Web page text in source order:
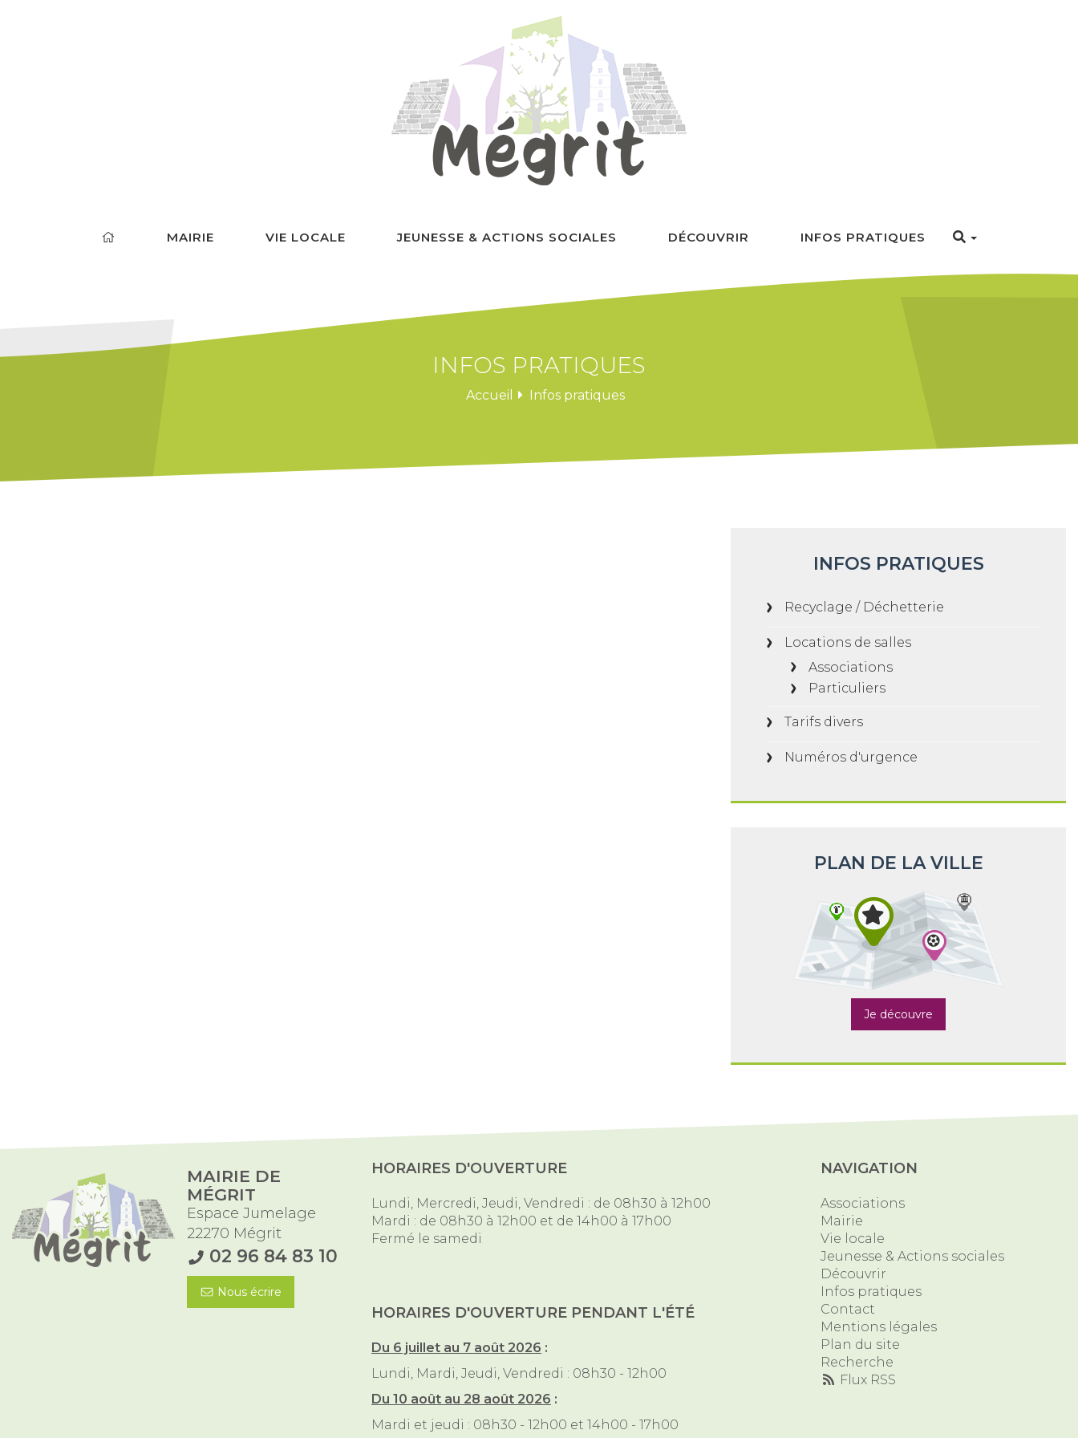
MAIRIE VIE LOCALE JEUNESSE & ACTIONS SOCIALES DÉCOUVRIR INFOS PRATIQUES
INFOS PRATIQUES
Accueil Infos pratiques
INFOS PRATIQUES
Recyclage / Déchetterie
Locations de salles
Associations
Particuliers
Tarifs divers
Numéros d'urgence
PLAN DE LA VILLE
Je découvre
MAIRIE DE
MÉGRIT
Espace Jumelage
22270 Mégrit
02 96 84 83 10
Nous écrire
HORAIRES D'OUVERTURE
Lundi, Mercredi, Jeudi, Vendredi : de 08h30 à 12h00
Mardi : de 08h30 à 12h00 et de 14h00 à 17h00
Fermé le samedi
HORAIRES D'OUVERTURE PENDANT L'ÉTÉ
Du 6 juillet au 7 août 2026 :
Lundi, Mardi, Jeudi, Vendredi : 08h30 - 12h00
Du 10 août au 28 août 2026 :
Mardi et jeudi : 08h30 - 12h00 et 14h00 - 17h00
NAVIGATION
Associations
Mairie
Vie locale
Jeunesse & Actions sociales
Découvrir
Infos pratiques
Contact
Mentions légales
Plan du site
Recherche
Flux RSS